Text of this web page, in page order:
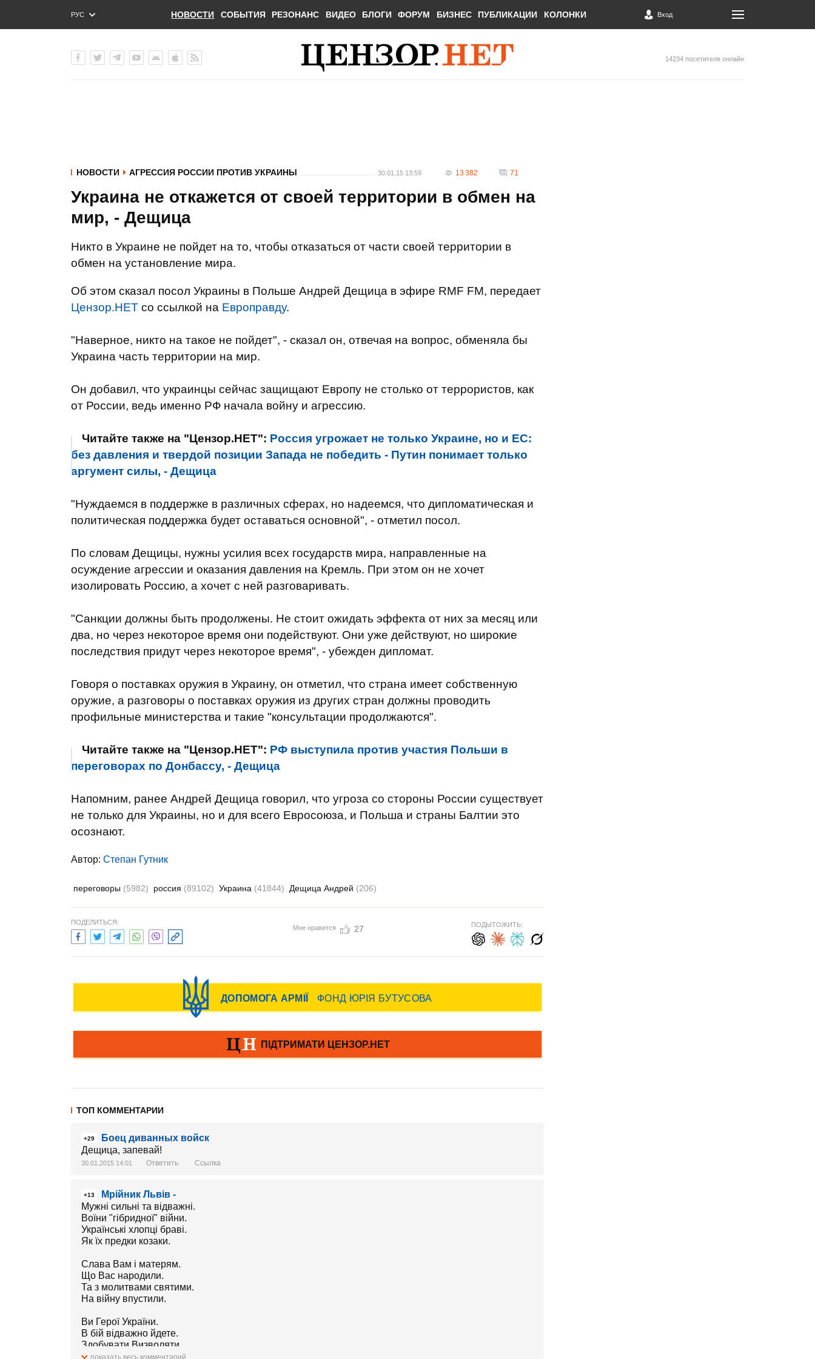
РУС
ENG
НОВОСТИ СОБЫТИЯ РЕЗОНАНС ВИДЕО БЛОГИ ФОРУМ БИЗНЕС ПУБЛИКАЦИИ КОЛОНКИ Вход
14234 посетителя онлайн
НОВОСТИ АГРЕССИЯ РОССИИ ПРОТИВ УКРАИНЫ 30.01.15 13:59 13 382 71
Украина не откажется от своей территории в обмен на
мир, - Дещица
Никто в Украине не пойдет на то, чтобы отказаться от части своей территории в
обмен на установление мира.
Об этом сказал посол Украины в Польше Андрей Дещица в эфире RMF FM, передает
Цензор.НЕТ со ссылкой на Европравду.
"Наверное, никто на такое не пойдет", - сказал он, отвечая на вопрос, обменяла бы
Украина часть территории на мир.
Он добавил, что украинцы сейчас защищают Европу не столько от террористов, как
от России, ведь именно РФ начала войну и агрессию.
Читайте также на "Цензор.НЕТ": Россия угрожает не только Украине, но и ЕС:
без давления и твердой позиции Запада не победить - Путин понимает только
аргумент силы, - Дещица
"Нуждаемся в поддержке в различных сферах, но надеемся, что дипломатическая и
политическая поддержка будет оставаться основной", - отметил посол.
По словам Дещицы, нужны усилия всех государств мира, направленные на
осуждение агрессии и оказания давления на Кремль. При этом он не хочет
изолировать Россию, а хочет с ней разговаривать.
"Санкции должны быть продолжены. Не стоит ожидать эффекта от них за месяц или
два, но через некоторое время они подействуют. Они уже действуют, но широкие
последствия придут через некоторое время", - убежден дипломат.
Говоря о поставках оружия в Украину, он отметил, что страна имеет собственную
оружие, а разговоры о поставках оружия из других стран должны проводить
профильные министерства и такие "консультации продолжаются".
Читайте также на "Цензор.НЕТ": РФ выступила против участия Польши в
переговорах по Донбассу, - Дещица
Напомним, ранее Андрей Дещица говорил, что угроза со стороны России существует
не только для Украины, но и для всего Евросоюза, и Польша и страны Балтии это
осознают.
Автор: Степан Гутник
переговоры (5982) россия (89102) Украина (41844) Дещица Андрей (206)
ПОДЕЛИТЬСЯ:
Мне нравится 27 ПОДЫТОЖИТЬ:
ТОП КОММЕНТАРИИ
+29
Боец диванных войск
Дещица, запевай!
30.01.2015 14:01 Ответить Ссылка
+13
Мрійник Львів -
Мужні сильні та відважні.
Воїни "гібридної" війни.
Українські хлопці браві.
Як їх предки козаки.
Слава Вам і матерям.
Що Вас народили.
Та з молитвами святими.
На війну впустили.
Ви Герої України.
В бій відважно йдете.
Здобувати Визволяти
Рідні наші землі
показать весь комментарий